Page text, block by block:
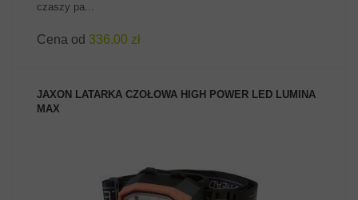
czaszy pa...
Cena od 336.00 zł
JAXON LATARKA CZOŁOWA HIGH POWER LED LUMINA
MAX
ZOBACZ PRODUKT